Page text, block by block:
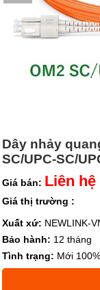
Dây nhảy
SC/UPC-SC/
Giá bán: Liên hệ
Giá thị trường :
Xuất xứ: NEWLINK-
Bảo hành: 12 tháng
Tình trạng: Mới 100%